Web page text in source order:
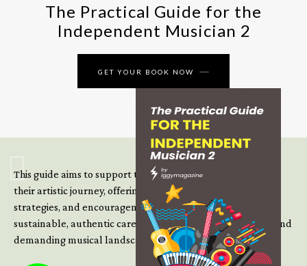
The Practical Guide for the
Independent Musician 2
GET YOUR BOOK NOW
This guide aims to support those climbing the next steps of
their artistic journey, offering practical insight, updated
strategies, and encouragement to continue building
sustainable, authentic careers in an increasingly complex and
demanding musical landscape.